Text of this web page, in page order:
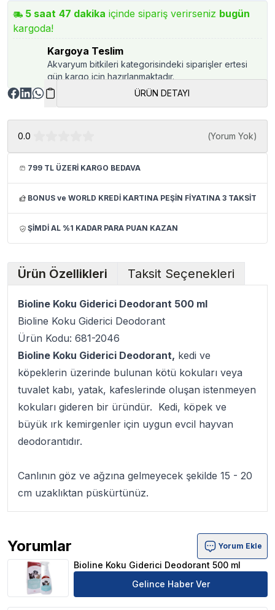
5 saat 47 dakika içinde sipariş verirseniz bugün
kargoda!
Kargoya Teslim
Akvaryum bitkileri kategorisindeki siparişler ertesi
gün kargo için hazırlanmaktadır.
ÜRÜN DETAYI
0.0 (Yorum Yok)
799 TL ÜZERİ KARGO BEDAVA
BONUS ve WORLD KREDİ KARTINA PEŞİN FİYATINA 3 TAKSİT
ŞİMDİ AL %1 KADAR PARA PUAN KAZAN
Ürün Özellikleri Taksit Seçenekleri
Bioline Koku Giderici Deodorant 500 ml
Bioline Koku Giderici Deodorant
Ürün Kodu: 681-2046
Bioline Koku Giderici Deodorant, kedi ve
köpeklerin üzerinde bulunan kötü kokuları veya
tuvalet kabı, yatak, kafeslerinde oluşan istenmeyen
kokuları gideren bir üründür. Kedi, köpek ve
büyük ırk kemirgenler için uygun evcil hayvan
deodorantıdır.
Canlının göz ve ağzına gelmeyecek şekilde 15 - 20
cm uzaklıktan püskürtünüz.
Yorumlar
Bioline Koku Giderici Deodorant 500 ml Ürün Yorumları
Yorum Ekle
Bioline Koku Giderici Deodorant 500 ml
Gelince Haber Ver